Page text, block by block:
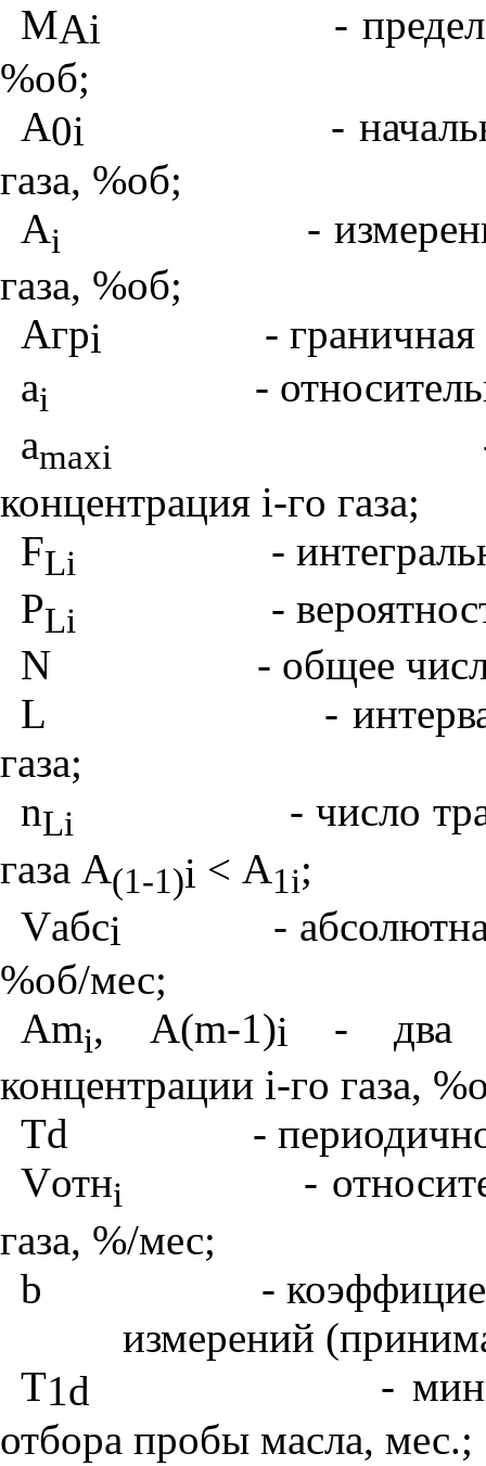
МAi
-
%об;
A0i
-
газа, %об;
Ai
-
газа, %об;
Агрi
-
ai
-
amaxi
концентрация i-гo газа;
FLi
-
PLi
-
N
- общее
L
-
газа;
nLi
- число
газа А(1-1)i < А1i;
Vабсi
-
%об/мес;
Ami, A(m-1)i
- два
концентрации i-гo газа,
Td
-
Vотнi
-
газа, %/мес;
b
-
измерений
T1d
-
отбора пробы масла, мес.;